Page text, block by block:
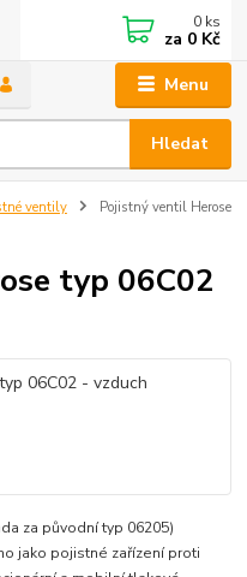
Menu
Hledat
0 ks
za 0 Kč
ventily
Pojistný ventil Herose
typ 06C02
za původní typ 06205)
jako pojistné zařízení proti